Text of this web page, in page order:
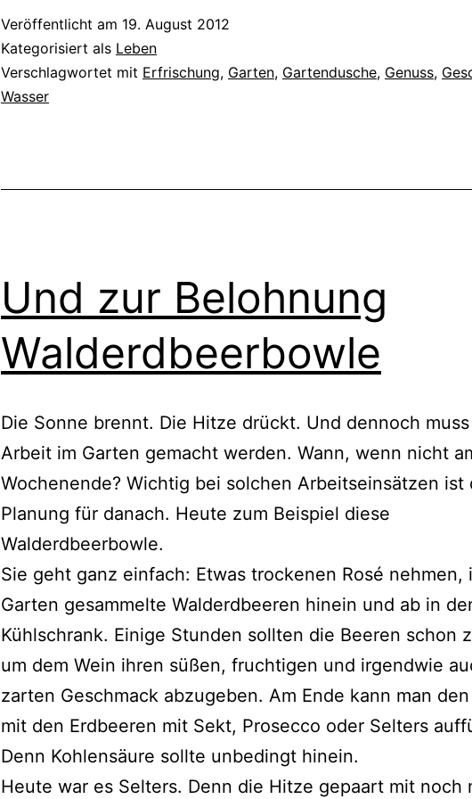
Veröffentlicht am 19. August 2012
Kategorisiert als Leben
Verschlagwortet mit Erfrischung, Garten, Gartendusche, Genuss,
Wasser
Und zur Belohnung
Walderdbeerbowle
Die Sonne brennt. Die Hitze drückt. Und dennoch
Arbeit im Garten gemacht werden. Wann, wenn nicht
Wochenende? Wichtig bei solchen Arbeitseinsätzen ist
Planung für danach. Heute zum Beispiel diese
Walderdbeerbowle.
Sie geht ganz einfach: Etwas trockenen Rosé nehmen,
Garten gesammelte Walderdbeeren hinein und ab in
Kühlschrank. Einige Stunden sollten die Beeren schon
um dem Wein ihren süßen, fruchtigen und irgendwie
zarten Geschmack abzugeben. Am Ende kann man
mit den Erdbeeren mit Sekt, Prosecco oder Selters
Denn Kohlensäure sollte unbedingt hinein.
Heute war es Selters. Denn die Hitze gepaart mit noch